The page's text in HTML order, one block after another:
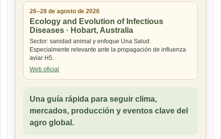
26–28 de agosto de 2026
Ecology and Evolution of Infectious
Diseases · Hobart, Australia
Sector: sanidad animal y enfoque Una Salud.
Especialmente relevante ante la propagación de influenza
aviar H5.
Web oficial
Una guía rápida para seguir clima,
mercados, producción y eventos clave del
agro global.